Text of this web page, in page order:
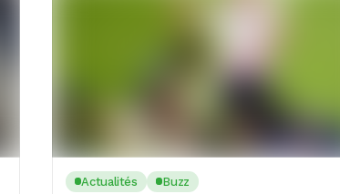
Actualités Buzz